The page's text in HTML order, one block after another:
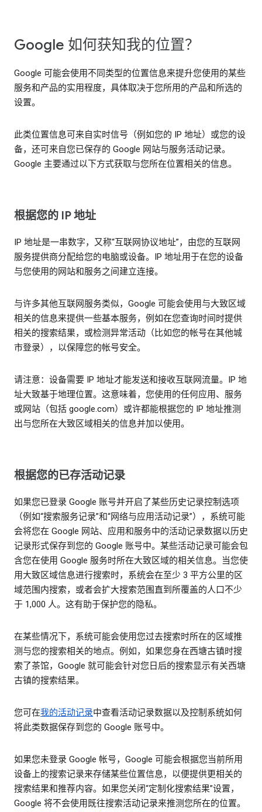
Google 如何获知我的位置？
Google 可能会使用不同类型的位置信息来提升您使用的某些
服务和产品的实用程度，具体取决于您所用的产品和所选的
设置。
此类位置信息可来自实时信号（例如您的 IP 地址）或您的设
备，还可来自您已保存的 Google 网站与服务活动记录。
Google 主要通过以下方式获取与您所在位置相关的信息。
根据您的 IP 地址
IP 地址是一串数字，又称“互联网协议地址”，由您的互联网
服务提供商分配给您的电脑或设备。IP 地址用于在您的设备
与您使用的网站和服务之间建立连接。
与许多其他互联网服务类似，Google 可能会使用与大致区域
相关的信息来提供一些基本服务，例如在您查询时间时提供
相关的搜索结果，或检测异常活动（比如您的帐号在其他城
市登录），以保障您的帐号安全。
请注意：设备需要 IP 地址才能发送和接收互联网流量。IP 地
址大致基于地理位置。这意味着，您使用的任何应用、服务
或网站（包括 google.com）或许都能根据您的 IP 地址推测
出与您所在大致区域相关的信息并加以使用。
根据您的已存活动记录
如果您已登录 Google 账号并开启了某些历史记录控制选项
（例如“搜索服务记录”和“网络与应用活动记录”），系统可能
会将您在 Google 网站、应用和服务中的活动记录数据以历史
记录形式保存到您的 Google 账号中。某些活动记录可能会包
含您在使用 Google 服务时所在大致区域的相关信息。当您使
用大致区域信息进行搜索时，系统会在至少 3 平方公里的区
域范围内搜索，或者会扩大搜索范围直到所覆盖的人口不少
于 1,000 人。这有助于保护您的隐私。
在某些情况下，系统可能会使用您过去搜索时所在的区域推
测与您的搜索相关的地点。例如，如果您身在西塘古镇时搜
索了茶馆，Google 就可能会针对您日后的搜索显示有关西塘
古镇的搜索结果。
您可在我的活动记录中查看活动记录数据以及控制系统如何
将此类数据保存到您的 Google 账号中。
如果您未登录 Google 帐号，Google 可能会根据您当前所用
设备上的搜索记录来存储某些位置信息，以便提供更相关的
搜索结果和推荐内容。如果您关闭“定制化搜索结果”设置，
Google 将不会使用既往搜索活动记录来推测您所在的位置。